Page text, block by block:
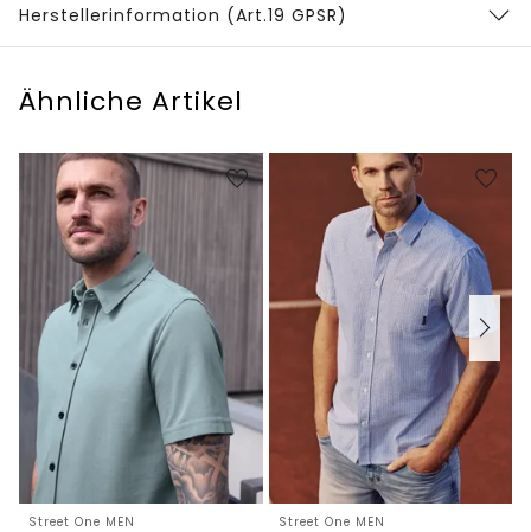
Herstellerinformation (Art.19 GPSR)
Ähnliche Artikel
Street One MEN Street One MEN